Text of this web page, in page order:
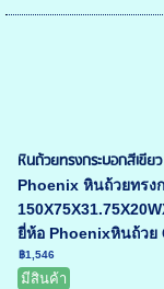
หินถ้วยทรงกระบอกสีเขีย
Phoenix หินถ้วยทรง
ยี่ห้อ Phoenixหินถ้วย
฿1,546
มีสินค้า